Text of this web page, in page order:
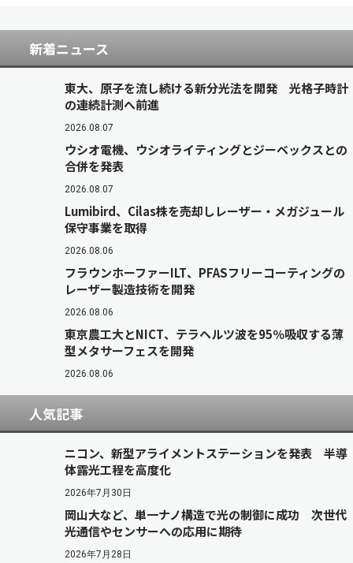
新着ニュース
東大、原子を流し続ける新分光法を開発 光格子時計
の連続計測へ前進
2026.08.07
ウシオ電機、ウシオライティングとジーベックスとの
合併を発表
2026.08.07
Lumibird、Cilas株を売却しレーザー・メガジュール
保守事業を取得
2026.08.06
フラウンホーファーILT、PFASフリーコーティングの
レーザー製造技術を開発
2026.08.06
東京農工大とNICT、テラヘルツ波を95％吸収する薄
型メタサーフェスを開発
2026.08.06
人気記事
ニコン、新型アライメントステーションを発表 半導
体露光工程を高度化
2026年7月30日
岡山大など、単一ナノ構造で光の制御に成功 次世代
光通信やセンサーへの応用に期待
2026年7月28日